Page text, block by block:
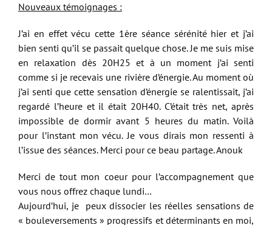
Nouveaux témoignages :
J’ai en effet vécu cette 1ère séance sérénité hier et j’ai
bien senti qu’il se passait quelque chose. Je me suis mise
en relaxation dès 20H25 et à un moment j’ai senti
comme si je recevais une rivière d’énergie. Au moment où
j’ai senti que cette sensation d’énergie se ralentissait, j’ai
regardé l’heure et il était 20H40. C’était très net, après
impossible de dormir avant 5 heures du matin. Voilà
pour l’instant mon vécu. Je vous dirais mon ressenti à
l’issue des séances. Merci pour ce beau partage. Anouk
Merci de tout mon coeur pour l’accompagnement que
vous nous offrez chaque lundi…
Aujourd’hui, je peux dissocier les réelles sensations de
« bouleversements » progressifs et déterminants en moi,